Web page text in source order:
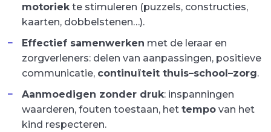
motoriek te stimuleren (puzzels, constructies,
kaarten, dobbelstenen…).
Effectief samenwerken met de leraar en
zorgverleners: delen van aanpassingen, positieve
communicatie, continuïteit thuis–school–zorg.
Aanmoedigen zonder druk: inspanningen
waarderen, fouten toestaan, het tempo van het
kind respecteren.